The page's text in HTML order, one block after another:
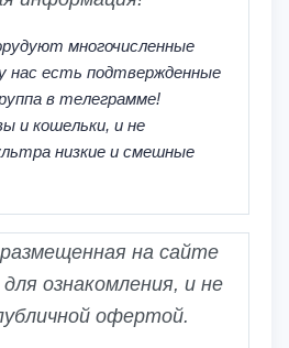
многочисленные
нас есть подтвержденные
в телеграмме!
и кошельки, и не
низкие и смешные
на сайте
ознакомления, и не
офертой.